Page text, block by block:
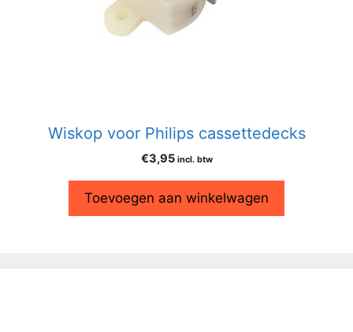
Wiskop voor Philips cassettedecks
€3,95 incl. btw
Toevoegen aan winkelwagen